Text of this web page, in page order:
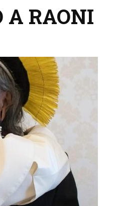
A RAONI